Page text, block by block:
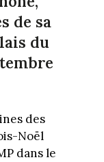
de sa
du
des
Noël
dans le